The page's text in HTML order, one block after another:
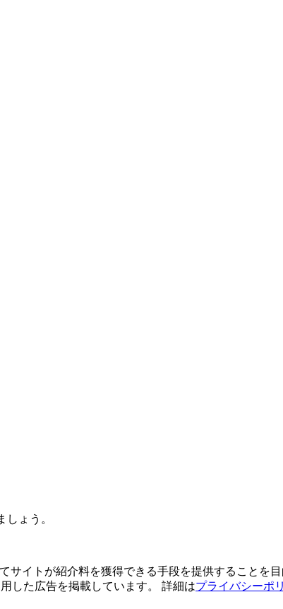
ょう。
サイトが紹介料を獲得できる手段を提供することを
した広告を掲載しています。 詳細はプライバシーポ